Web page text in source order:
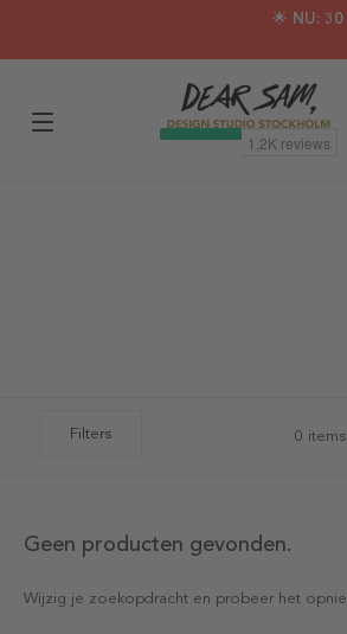
🌟 NU: 30
Filters 0 items
Geen producten gevonden.
Wijzig je zoekopdracht en probeer het